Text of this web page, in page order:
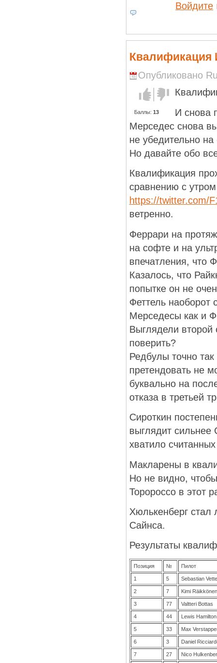
Войдите
Квалификация
Опубликовано
Голос за!Голос
против!
Баллы: 13
И снова
Мерседес снова
не убедительно
Но давайте обо
Квалификация
сравнению с
https://twitter.com/
ветренно.
Феррари на
на софте и на
впечатления, что
Казалось, что
попытке он не
Феттель наоборот
Мерседесы как и
Выглядели
поверить?
Редбулы точно
претендовать не
буквально на
отказа в третьей
Сироткин
выглядит
хватило
Макларены в
Но не видно,
Торороссо в этот
Хюлькенберг стал
Сайнса.
Результаты
Позиция № Пилот
1 5 Sebastian
2 7 Kimi
3 77 Valtteri Bottas
4 44 Lewis Hamilton
5 33 Max
6 3 Daniel
7 27 Nico